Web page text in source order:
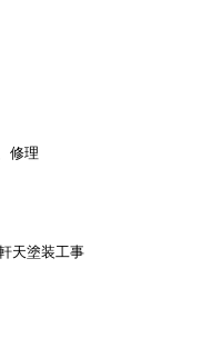
修理
天塗装工事